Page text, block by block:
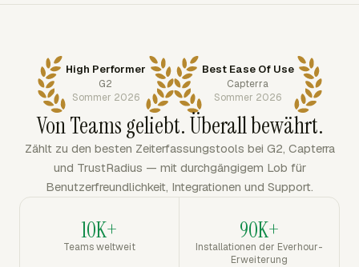
High Performer
G2
Sommer 2026
Best Ease Of Use
Capterra
Sommer 2026
Von Teams geliebt. Überall bewährt.
Zählt zu den besten Zeiterfassungstools bei G2, Capterra
und TrustRadius — mit durchgängigem Lob für
Benutzerfreundlichkeit, Integrationen und Support.
10K+
Teams weltweit
90K+
Installationen der Everhour-
Erweiterung